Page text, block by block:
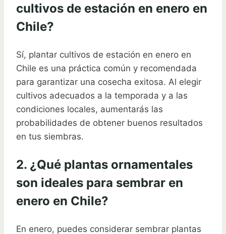
cultivos de estación en enero en
Chile?
Sí, plantar cultivos de estación en enero en
Chile es una práctica común y recomendada
para garantizar una cosecha exitosa. Al elegir
cultivos adecuados a la temporada y a las
condiciones locales, aumentarás las
probabilidades de obtener buenos resultados
en tus siembras.
2. ¿Qué plantas ornamentales
son ideales para sembrar en
enero en Chile?
En enero, puedes considerar sembrar plantas